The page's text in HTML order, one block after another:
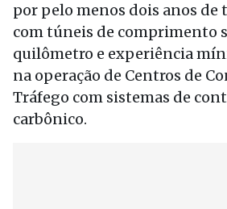
por pelo menos dois anos de
com túneis de comprimento
quilômetro e experiência
na operação de Centros de
Tráfego com sistemas de
carbônico.